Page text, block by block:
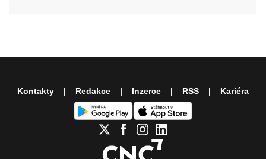
Kontakty Redakce Inzerce RSS Kariéra